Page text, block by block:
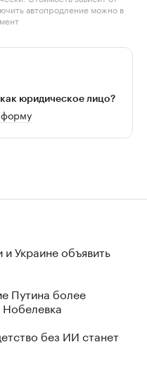
автопродление можно в
юридическое лицо?
Украине объявить
Путина более
без ИИ станет